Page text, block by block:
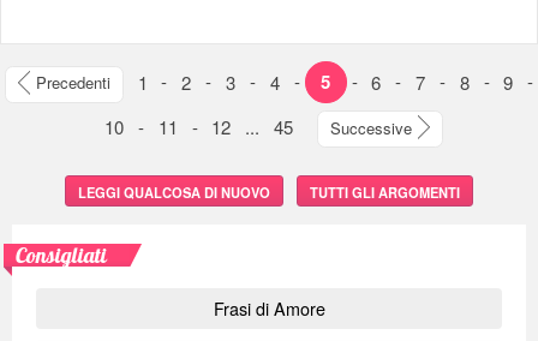
Precedenti 1 - 2 - 3 - 4 - 5 - 6 - 7 - 8 - 9 -
10 - 11 - 12 ... 45 Successive
LEGGI QUALCOSA DI NUOVO TUTTI GLI ARGOMENTI
Consigliati
Frasi di Amore